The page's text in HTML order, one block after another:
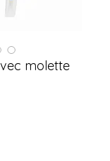
molette